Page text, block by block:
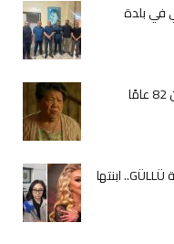
في بلدة
تفاصيل صادمة في وفاة المغنية التركية GÜLLÜ.. ابنتها